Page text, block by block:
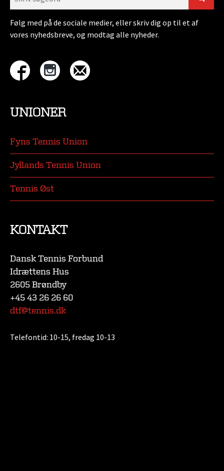
Følg med på de sociale medier, eller skriv dig op til et af
vores nyhedsbreve, og modtag alle nyheder.
UNIONER
Fyns Tennis Union
Jyllands Tennis Union
Tennis Øst
KONTAKT
Dansk Tennis Forbund
Idrættens Hus
2605 Brøndby
+45 43 26 26 60
dtf@tennis.dk
Telefontid: 10-15, fredag 10-13